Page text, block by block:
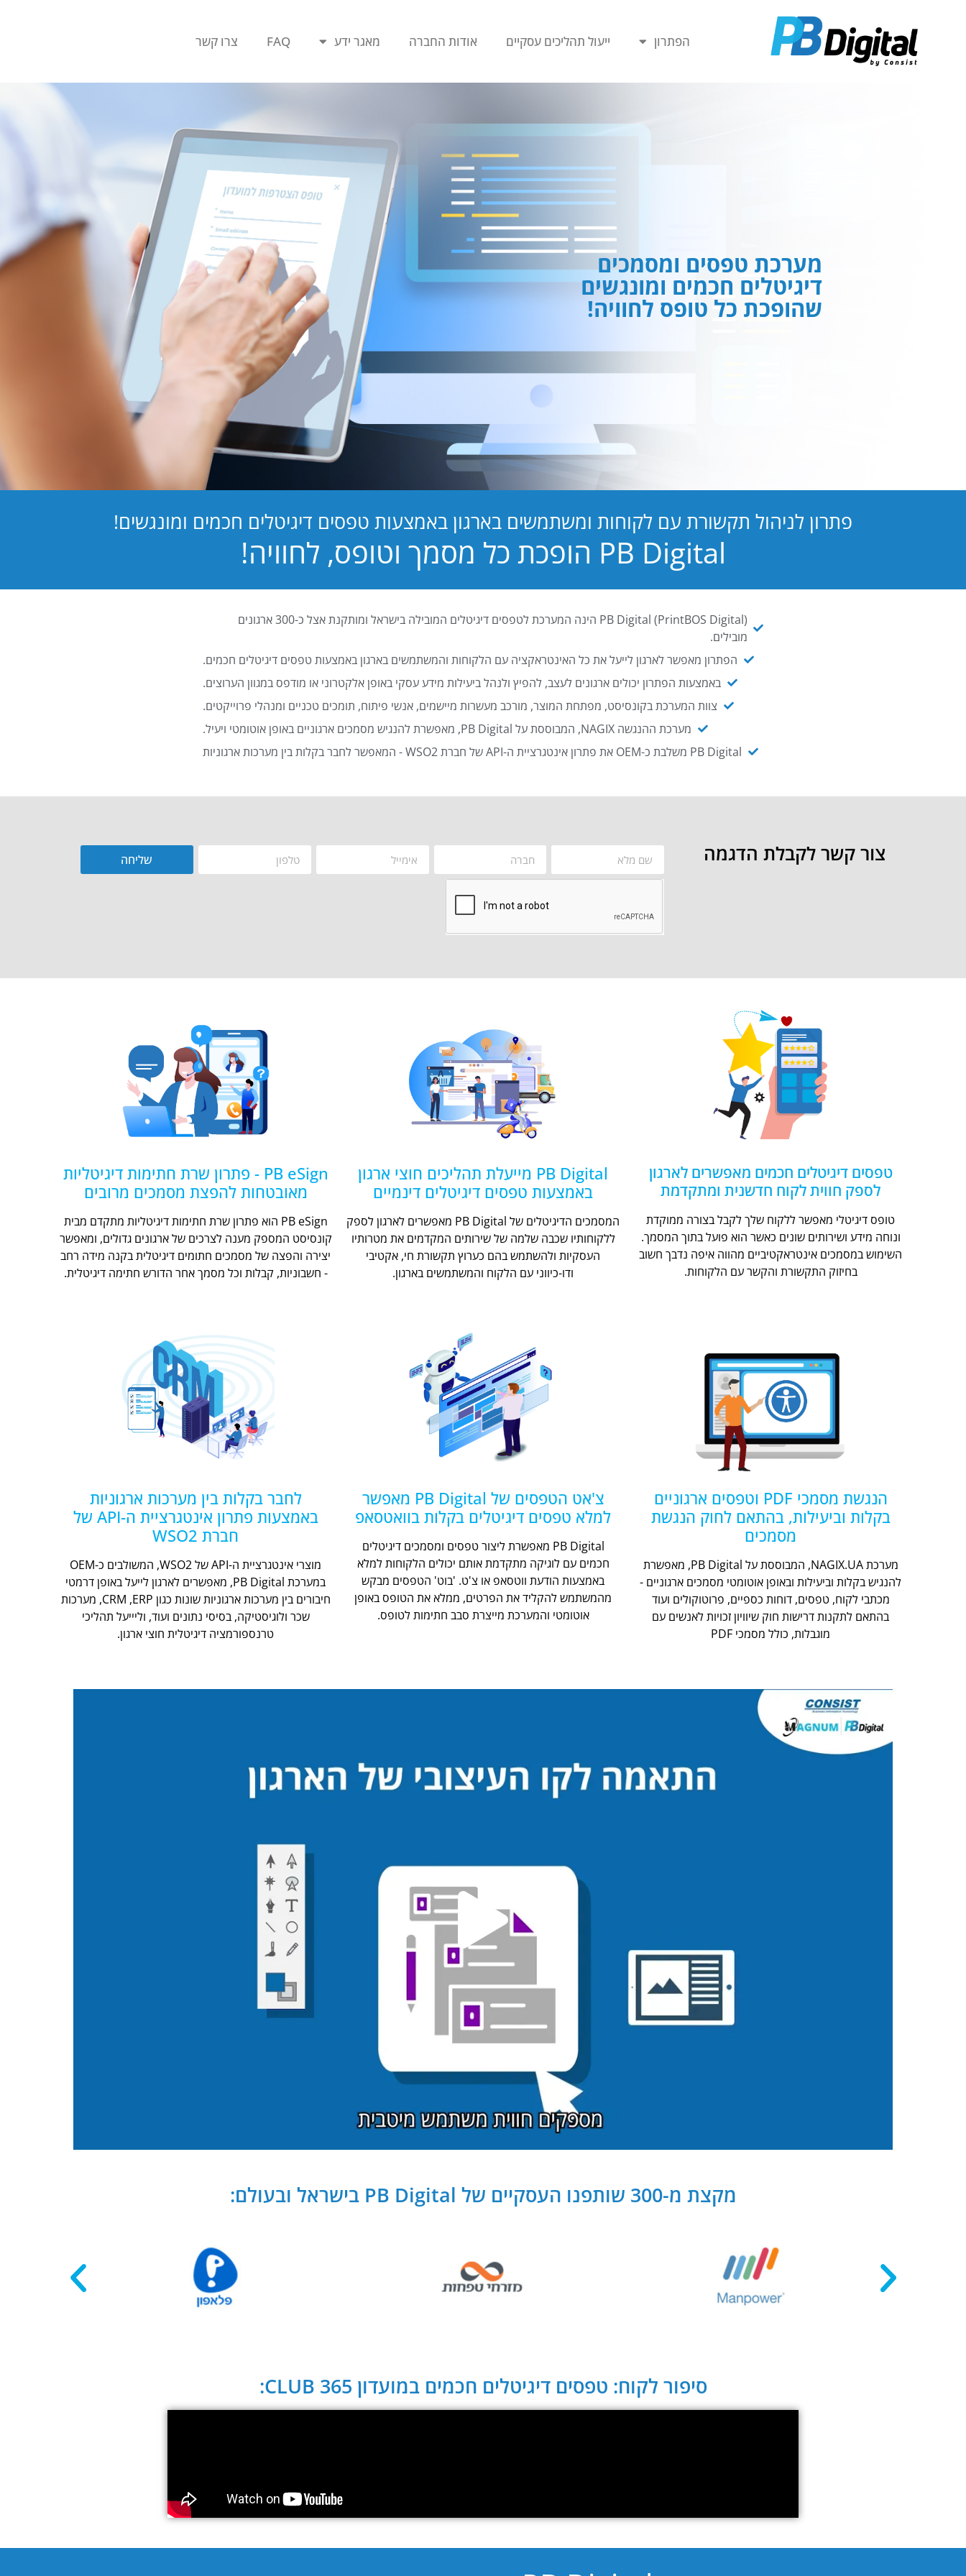
הפתרון ייעול תהליכים עסקיים אודות החברה מאגר ידע FAQ צרו קשר
מערכת טפסים ומסמכים
דיגיטלים חכמים ומונגשים
שהופכת כל טופס לחוויה!
פתרון לניהול תקשורת עם לקוחות ומשתמשים בארגון באמצעות טפסים דיגיטלים חכמים ומונגשים!
PB Digital הופכת כל מסמך וטופס, לחוויה!
PB Digital (PrintBOS Digital) הינה המערכת לטפסים דיגיטלים המובילה בישראל ומותקנת אצל כ-300 ארגונים
מובילים.
הפתרון מאפשר לארגון לייעל את כל האינטראקציה עם הלקוחות והמשתמשים בארגון באמצעות טפסים דיגיטלים חכמים.
באמצעות הפתרון יכולים ארגונים לעצב, להפיץ ולנהל ביעילות מידע עסקי באופן אלקטרוני או מודפס במגוון הערוצים.
צוות המערכת בקונסיסט, מפתחת המוצר, מורכב מעשרות מיישמים, אנשי פיתוח, תומכים טכניים ומנהלי פרוייקטים.
מערכת ההנגשה NAGIX, המבוססת על PB Digital, מאפשרת להנגיש מסמכים ארגוניים באופן אוטומטי ויעיל.
PB Digital משלבת כ-OEM את פתרון אינטגרציית ה-API של חברת WSO2 - המאפשר לחבר בקלות בין מערכות ארגוניות
צור קשר לקבלת הדגמה שליחה
טפסים דיגיטלים חכמים מאפשרים לארגון
לספק חווית לקוח חדשנית ומתקדמת
טופס דיגיטלי מאפשר ללקוח שלך לקבל בצורה ממוקדת
ונוחה מידע ושירותים שונים כאשר הוא פועל בתוך המסמך.
השימוש במסמכים אינטראקטיביים מהווה איפה נדבך חשוב
בחיזוק התקשורת והקשר עם הלקוחות.
PB Digital מייעלת תהליכים חוצי ארגון
באמצעות טפסים דיגיטלים דינמיים
המסמכים הדיגיטלים של PB Digital מאפשרים לארגון לספק
ללקוחותיו שכבה שלמה של שירותים המקדמים את מטרותיו
העסקיות ולהשתמש בהם כערוץ תקשורת חי, אקטיבי
ודו-כיווני עם הלקוח והמשתמשים בארגון.
PB eSign - פתרון שרת חתימות דיגיטליות
מאובטחות להפצת מסמכים מרובים
PB eSign הוא פתרון שרת חתימות דיגיטליות מתקדם מבית
קונסיסט המספק מענה לצרכים של ארגונים גדולים, ומאפשר
יצירה והפצה של מסמכים חתומים דיגיטלית בקנה מידה רחב
- חשבוניות, קבלות וכל מסמך אחר הדורש חתימה דיגיטלית.
הנגשת מסמכי PDF וטפסים ארגוניים
בקלות וביעילות, בהתאם לחוק הנגשת
מסמכים
מערכת NAGIX.UA, המבוססת על PB Digital, מאפשרת
להנגיש בקלות וביעילות ובאופן אוטומטי מסמכים ארגוניים -
מכתבי לקוח, טפסים, דוחות כספיים, פרוטוקולים ועוד
בהתאם לתקנות דרישות חוק שיוויון זכויות לאנשים עם
מוגבלות, כולל מסמכי PDF
צ'אט הטפסים של PB Digital מאפשר
למלא טפסים דיגיטלים בקלות בוואטסאפ
PB Digital מאפשרת ליצור טפסים ומסמכים דיגיטלים
חכמים עם לוגיקה מתקדמת אותם יכולים הלקוחות למלא
באמצעות הודעת ווטסאפ או צ'ט. 'בוט' הטפסים מבקש
מהמשתמש להקליד את הפרטים, ממלא את הטופס באופן
אוטומטי והמערכת מייצרת סבב חתימות לטופס.
לחבר בקלות בין מערכות ארגוניות
באמצעות פתרון אינטגרציית ה-API של
חברת WSO2
מוצרי אינטגרציית ה-API של WSO2, המשולבים כ-OEM
במערכת PB Digital, מאפשרים לארגון לייעל באופן דרמטי
חיבורים בין מערכות ארגוניות שונות כגון CRM ,ERP, מערכות
שכר ולוגיסטיקה, בסיסי נתונים ועוד, וליייעל תהליכי
טרנספורמציה דיגיטלית חוצי ארגון.
מקצת מ-300 שותפנו העסקיים של PB Digital בישראל ובעולם:
סיפור לקוח: טפסים דיגיטלים חכמים במועדון CLUB 365: